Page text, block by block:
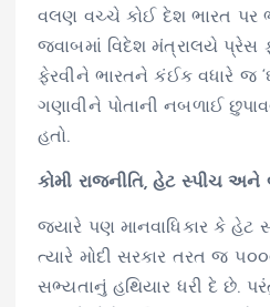
વલણ વચ્ચે કોઈ દેશ ભારત પર
જવાબમાં વિદેશ મંત્રાલયે પ્રેસ
ફેરવીને ભારતને કંઈક વધારે જ
ગણાવીને પોતાની નબળાઈ
હતો.
કોમી રાજનીતિ, હેટ સ્પીચ
જ્યારે પણ માનવાધિકાર કે હેટ
ત્યારે મોદી સરકાર તરત જ
સભ્યતાનું હથિયાર ધરી દે છે.